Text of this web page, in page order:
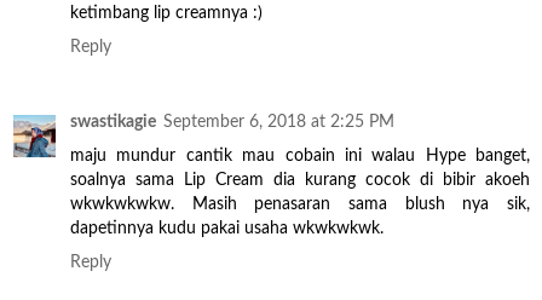
ketimbang lip creamnya :)
Reply
swastikagie September 6, 2018 at 2:25 PM
maju mundur cantik mau cobain ini walau Hype banget,
soalnya sama Lip Cream dia kurang cocok di bibir akoeh
wkwkwkwkw. Masih penasaran sama blush nya sik,
dapetinnya kudu pakai usaha wkwkwkwk.
Reply